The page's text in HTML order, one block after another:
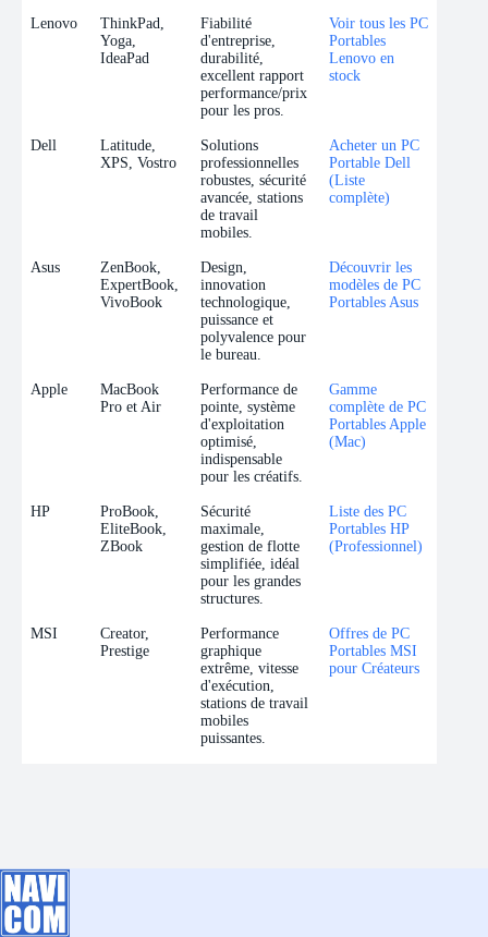
Marque
Gamme
Ciblée
Avantages Pro
Spécifiques
Ancre de Lien
/ CTA
Lenovo
ThinkPad,
Yoga,
IdeaPad
Fiabilité
d'entreprise,
durabilité,
excellent rapport
performance/prix
pour les pros.
Voir tous les PC
Portables
Lenovo en
stock
Dell
Latitude,
XPS, Vostro
Solutions
professionnelles
robustes, sécurité
avancée, stations
de travail
mobiles.
Acheter un PC
Portable Dell
(Liste
complète)
Asus
ZenBook,
ExpertBook,
VivoBook
Design,
innovation
technologique,
puissance et
polyvalence pour
le bureau.
Découvrir les
modèles de PC
Portables Asus
Apple
MacBook
Pro et Air
Performance de
pointe, système
d'exploitation
optimisé,
indispensable
pour les créatifs.
Gamme
complète de PC
Portables Apple
(Mac)
HP
ProBook,
EliteBook,
ZBook
Sécurité
maximale,
gestion de flotte
simplifiée, idéal
pour les grandes
structures.
Liste des PC
Portables HP
(Professionnel)
MSI
Creator,
Prestige
Performance
graphique
extrême, vitesse
d'exécution,
stations de travail
mobiles
puissantes.
Offres de PC
Portables MSI
pour Créateurs